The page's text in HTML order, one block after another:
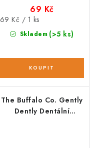
Skladem (>5 ks)
69 Kč
Měrná
cena:
69 Kč / 1 ks
The Buffalo Co. Gently
Dently Dentální